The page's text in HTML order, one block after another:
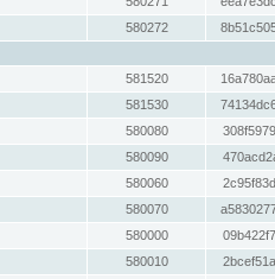
580272
581520
581530
580080
580090
580060
580070
580000
580010